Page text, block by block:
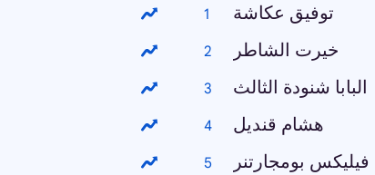
توفيق عكاشة
خيرت الشاطر
البابا شنودة الثالث
هشام قنديل
فيليكس بومجارتنر